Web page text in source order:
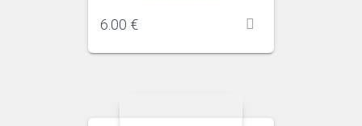
6.00 €